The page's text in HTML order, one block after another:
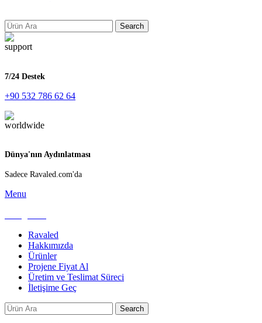
Search
7/24 Destek
+90 532 786 62 64
Dünya'nın Aydınlatması
Sadece Ravaled.com'da
Menu
Ravaled
Hakkımızda
Ürünler
Projene Fiyat Al
Üretim ve Teslimat Süreci
İletişime Geç
Search